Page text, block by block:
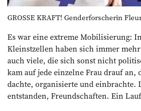
GROSSE KRAFT! Gender­forscherin
Es war eine extreme Mobilisierung:
Kleinstzellen haben sich immer
auch viele, die sich sonst nicht
kam auf jede einzelne Frau drauf an,
dachte, organisierte und einbrachte.
entstanden, Freundschaften. Ein